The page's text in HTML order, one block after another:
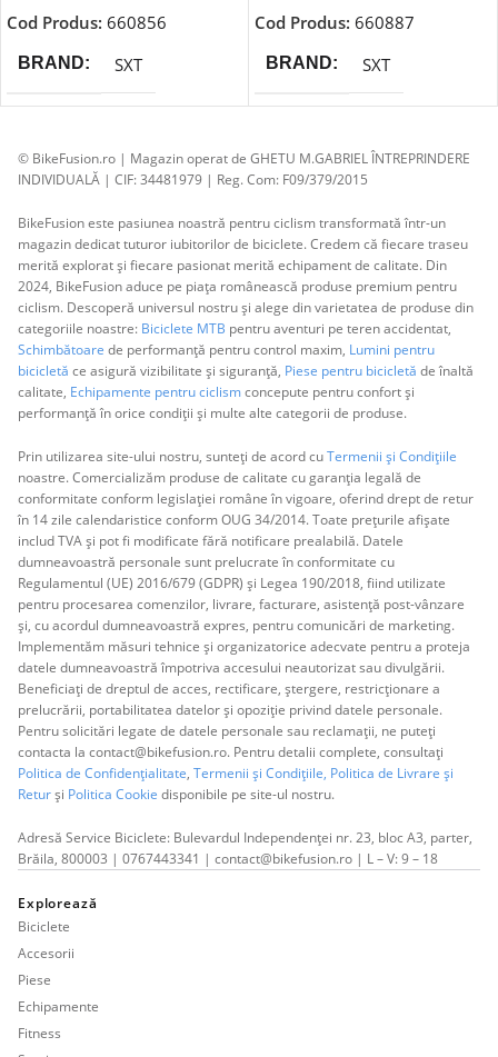
Cod Produs: 660856
BRAND SXT
Cod Produs: 660887
BRAND SXT
© BikeFusion.ro | Magazin operat de GHETU M.GABRIEL ÎNTREPRINDERE
INDIVIDUALĂ | CIF: 34481979 | Reg. Com: F09/379/2015
BikeFusion este pasiunea noastră pentru ciclism transformată într-un
magazin dedicat tuturor iubitorilor de biciclete. Credem că fiecare traseu
merită explorat și fiecare pasionat merită echipament de calitate. Din
2024, BikeFusion aduce pe piața românească produse premium pentru
ciclism. Descoperă universul nostru și alege din varietatea de produse din
categoriile noastre: Biciclete MTB pentru aventuri pe teren accidentat,
Schimbătoare de performanță pentru control maxim, Lumini pentru
bicicletă ce asigură vizibilitate și siguranță, Piese pentru bicicletă de înaltă
calitate, Echipamente pentru ciclismconcepute pentru confort și
performanță în orice condiții și multe alte categorii de produse.
Prin utilizarea site-ului nostru, sunteți de acord cuTermenii și Condițiile
noastre. Comercializăm produse de calitate cu garanția legală de
conformitate conform legislației române în vigoare, oferind drept de retur
în 14 zile calendaristice conform OUG 34/2014. Toate prețurile afișate
includ TVA și pot fi modificate fără notificare prealabilă. Datele
dumneavoastră personale sunt prelucrate în conformitate cu
Regulamentul (UE) 2016/679 (GDPR) și Legea 190/2018, fiind utilizate
pentru procesarea comenzilor, livrare, facturare, asistență post-vânzare
și, cu acordul dumneavoastră expres, pentru comunicări de marketing.
Implementăm măsuri tehnice și organizatorice adecvate pentru a proteja
datele dumneavoastră împotriva accesului neautorizat sau divulgării.
Beneficiați de dreptul de acces, rectificare, ștergere, restricționare a
prelucrării, portabilitatea datelor și opoziție privind datele personale.
Pentru solicitări legate de datele personale sau reclamații, ne puteți
contacta la contact@bikefusion.ro. Pentru detalii complete, consultați
Politica de Confidențialitate, Termenii și Condițiile, Politica de Livrare și
Returși Politica Cookie disponibile pe site-ul nostru.
Adresă Service Biciclete: Bulevardul Independenței nr. 23, bloc A3, parter,
Brăila, 800003 | 0767443341 | contact@bikefusion.ro | L – V: 9 – 18
Explorează
Biciclete
Accesorii
Piese
Echipamente
Fitness